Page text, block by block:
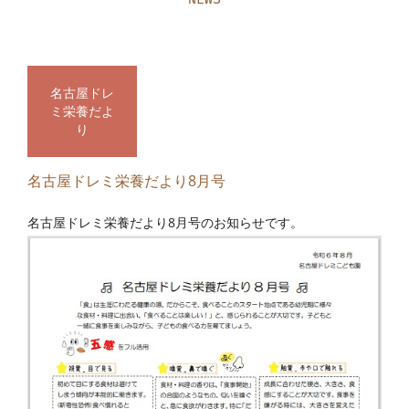
名古屋ドレ
ミ栄養だよ
り
名古屋ドレミ栄養だより8月号
名古屋ドレミ栄養だより8月号のお知らせです。